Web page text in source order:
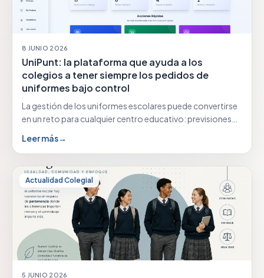
8 JUNIO 2026
UniPunt: la plataforma que ayuda a los
colegios a tener siempre los pedidos de
uniformes bajo control
La gestión de los uniformes escolares puede convertirse
en un reto para cualquier centro educativo: previsiones…
Leer más→
Actualidad Colegial
5 JUNIO 2026